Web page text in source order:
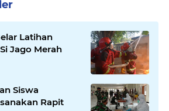
Latihan
Jago Merah
Rapit